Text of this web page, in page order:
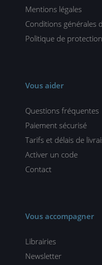
Mentions légales
Conditions générales
Politique de
Vous aider
Questions fréquentes
Paiement sécurisé
Tarifs et délais de
Activer un code
Contact
Vous accompagner
Librairies
Newsletter